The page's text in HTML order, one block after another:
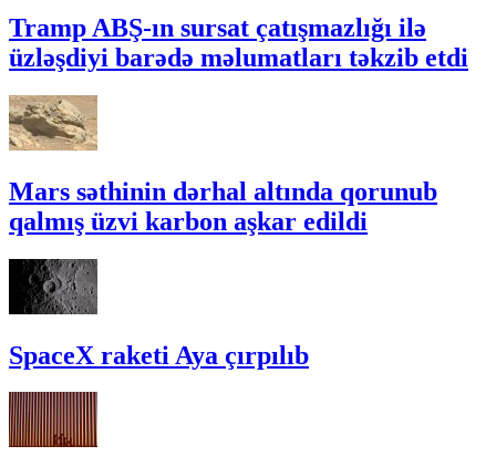
Tramp ABŞ-ın sursat çatışmazlığı ilə
üzləşdiyi barədə məlumatları təkzib etdi
Mars səthinin dərhal altında qorunub
qalmış üzvi karbon aşkar edildi
SpaceX raketi Aya çırpılıb